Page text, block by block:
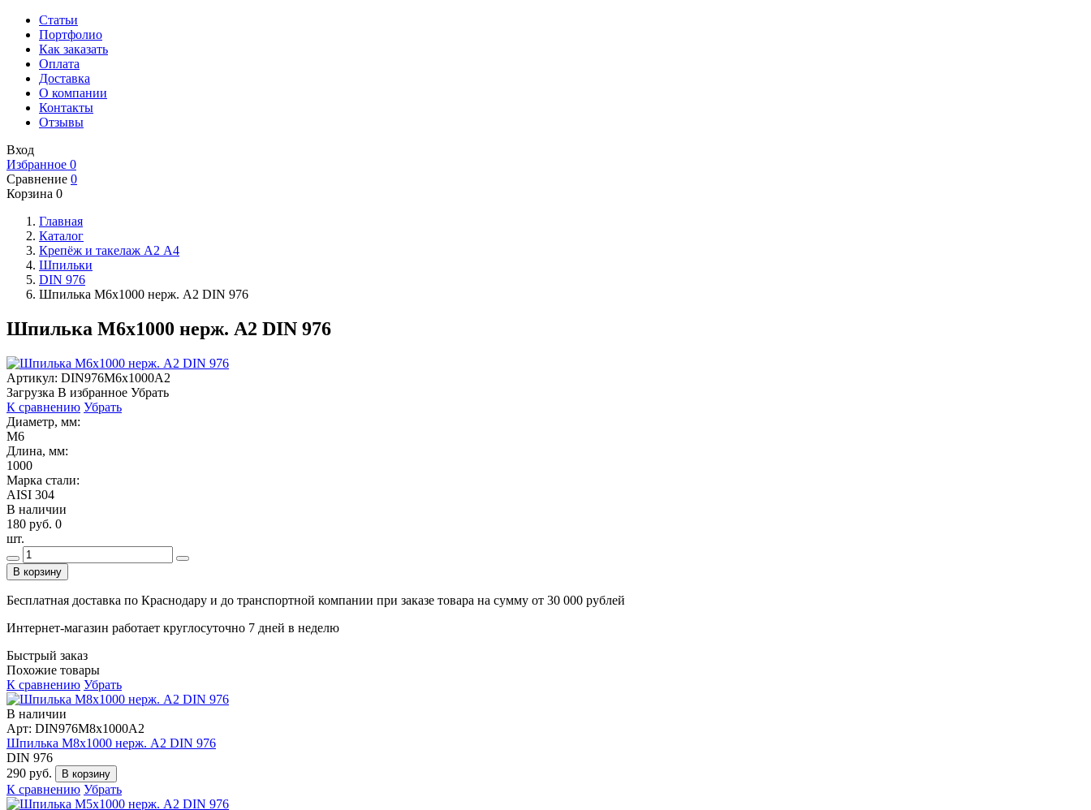
Статьи
Портфолио
Как заказать
Оплата
Доставка
О компании
Контакты
Отзывы
Вход
Избранное 0
Сравнение 0
Корзина 0
Главная
Каталог
Крепёж и такелаж А2 А4
Шпильки
DIN 976
Шпилька М6х1000 нерж. А2 DIN 976
Шпилька М6х1000 нерж. А2 DIN 976
Артикул: DIN976М6х1000А2
Загрузка В избранное Убрать
К сравнению Убрать
Диаметр, мм:
М6
Длина, мм:
1000
Марка стали:
AISI 304
В наличии
180 руб. 0
шт.
В корзину
Бесплатная доставка по Краснодару и до транспортной компании при заказе товара на сумму от 30 000 рублей
Интернет-магазин работает круглосуточно 7 дней в неделю
Быстрый заказ
Похожие товары
К сравнению Убрать
В наличии
Арт: DIN976М8х1000А2
Шпилька М8х1000 нерж. А2 DIN 976
DIN 976
290 руб.
В корзину
К сравнению Убрать